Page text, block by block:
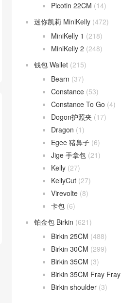
Picotin 22CM (14)
迷你凯莉 MiniKelly (472)
MiniKelly 1 (218)
MiniKelly 2 (248)
钱包 Wallet (215)
Bearn (37)
Constance (53)
Constance To Go (4)
Dogon护照夹 (17)
Dragon (1)
Egee 猪鼻子 (6)
Jige 手拿包 (21)
Kelly (27)
KellyCut (27)
Virevolte (8)
卡包 (6)
铂金包 Birkin (621)
Birkin 25CM (488)
Birkin 30CM (299)
Birkin 35CM (3)
Birkin 35CM Fray Fray
Birkin shoulder (3)